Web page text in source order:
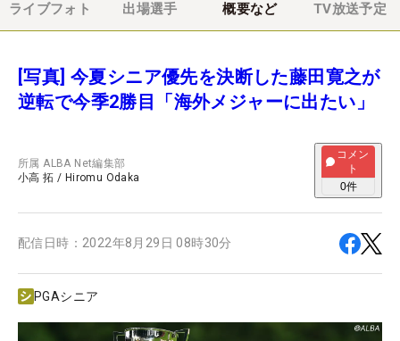
ライブフォト 出場選手 概要など TV放送予定
[写真] 今夏シニア優先を決断した藤田寛之が
逆転で今季2勝目「海外メジャーに出たい」
所属ALBA Net編集部
小高 拓 / Hiromu Odaka
コメン
ト
0件
配信日時： 2022年8月29日 08時30分
PGAシニア